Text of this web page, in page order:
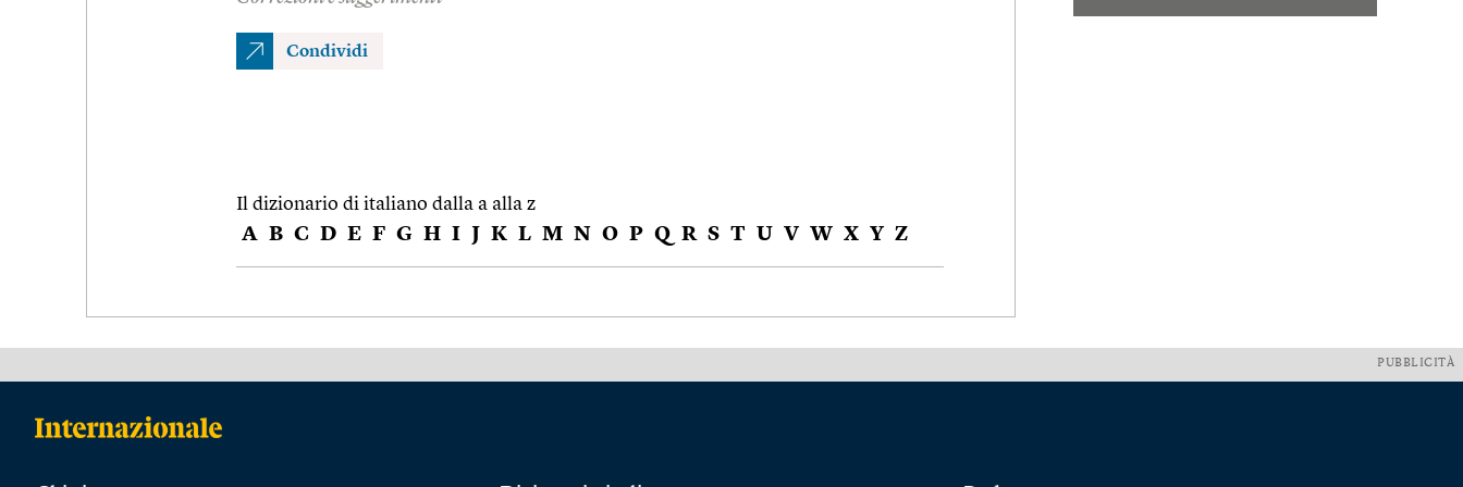
Condividi
Il dizionario di italiano dalla a alla z
A B C D E F G H I J K L M N O P Q R S T U V W X Y Z
PUBBLICITÀ